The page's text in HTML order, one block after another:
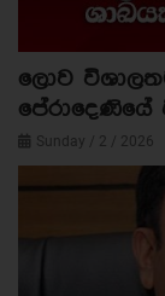
ලොව
පේරාදෙණියේ
Sunday / 2 / 2026